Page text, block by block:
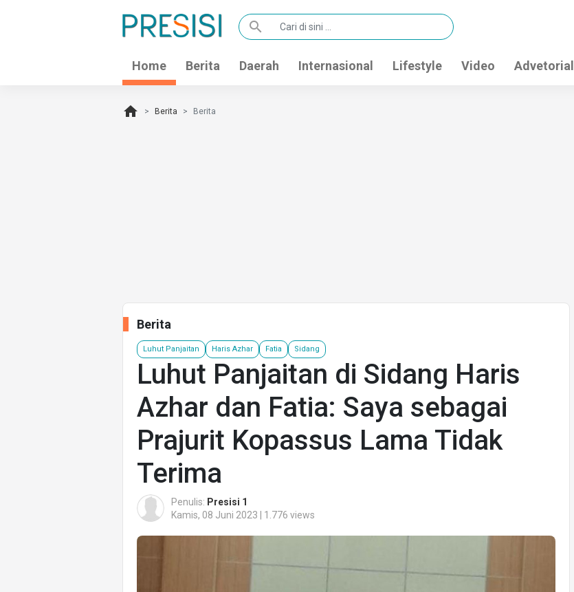
search
Home Berita Daerah Internasional Lifestyle Video Advetorial
home Berita Berita
Berita
Luhut Panjaitan Haris Azhar Fatia Sidang
Luhut Panjaitan di Sidang Haris
Azhar dan Fatia: Saya sebagai
Prajurit Kopassus Lama Tidak
Terima
Penulis: Presisi 1
Kamis, 08 Juni 2023 | 1.776 views